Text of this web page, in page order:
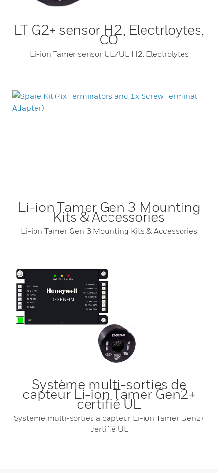
LT G2+ sensor H2, Electrloytes,
CO
Li-ion Tamer sensor UL/UL H2, Electrolytes
Li-ion Tamer Gen 3 Mounting
Kits & Accessories
Li-ion Tamer Gen 3 Mounting Kits & Accessories
Système multi-sorties de
capteur Li-ion Tamer Gen2+
certifié UL
Système multi-sorties à capteur Li-ion Tamer Gen2+
certifié UL